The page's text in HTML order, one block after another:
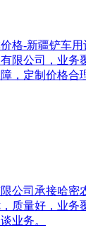
格-新疆铲车
限公司，业务
，定制价格合
公司承接哈密
质量好，业务
业务。